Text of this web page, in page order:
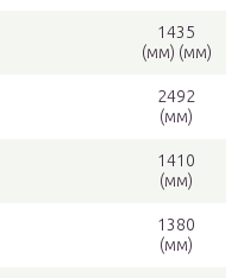
1435
(мм) (мм)
2492
(мм)
1410
(мм)
1380
(мм)